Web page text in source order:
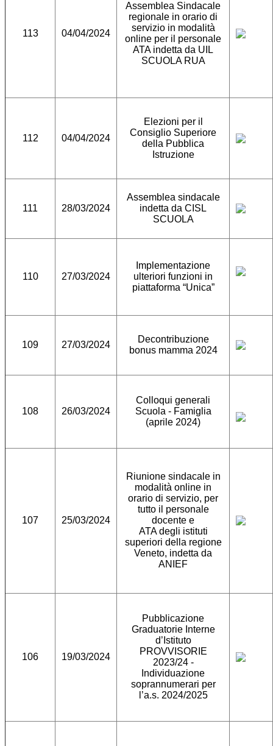
113 04/04/2024
Assemblea Sindacale
regionale in orario di
servizio in modalità
online per il personale
ATA indetta da UIL
SCUOLA RUA
112 04/04/2024
Elezioni per il
Consiglio Superiore
della Pubblica
Istruzione
111 28/03/2024
Assemblea sindacale
indetta da CISL
SCUOLA
110 27/03/2024
Implementazione
ulteriori funzioni in
piattaforma “Unica”
109 27/03/2024
Decontribuzione
bonus mamma 2024
108 26/03/2024
Colloqui generali
Scuola - Famiglia
(aprile 2024)
107 25/03/2024
Riunione sindacale in
modalità online in
orario di servizio, per
tutto il personale
docente e
ATA degli istituti
superiori della regione
Veneto, indetta da
ANIEF
106 19/03/2024
Pubblicazione
Graduatorie Interne
d’Istituto
PROVVISORIE
2023/24 -
Individuazione
soprannumerari per
l’a.s. 2024/2025